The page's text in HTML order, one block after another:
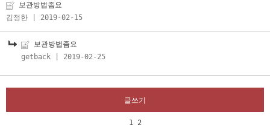
보관방법좀요
김정한
| 2019-02-15
보관방법좀요
getback
| 2019-02-25
글쓰기
1 2